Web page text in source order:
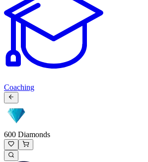
Coaching
600 Diamonds